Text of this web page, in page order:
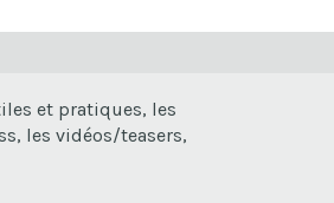
et pratiques, les
les vidéos/teasers,